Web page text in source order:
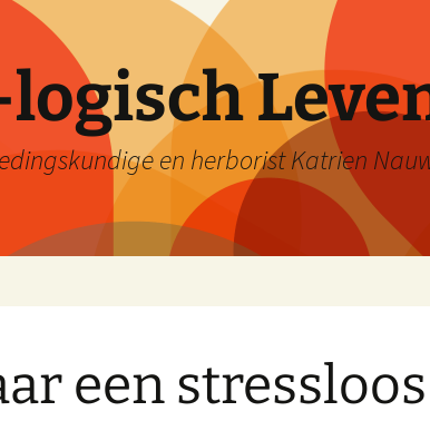
en herborist Katrien
een stressloos